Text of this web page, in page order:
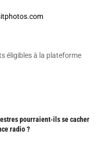
éligibles à la plateforme
pourraient-ils se cacher
radio ?